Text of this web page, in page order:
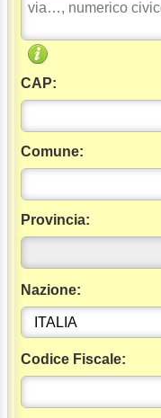
CAP:
Comune:
Provincia:
Nazione:
Codice Fiscale: